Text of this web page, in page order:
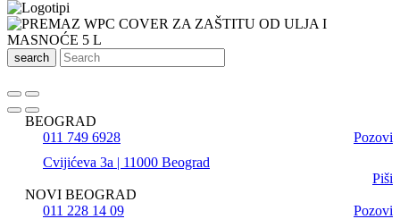
search
BEOGRAD
011 749 6928
Pozovi
Cvijićeva 3a | 11000 Beograd
Piši
NOVI BEOGRAD
011 228 14 09
Pozovi